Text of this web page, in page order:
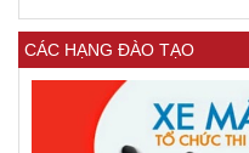
CÁC HẠNG ĐÀO TẠO